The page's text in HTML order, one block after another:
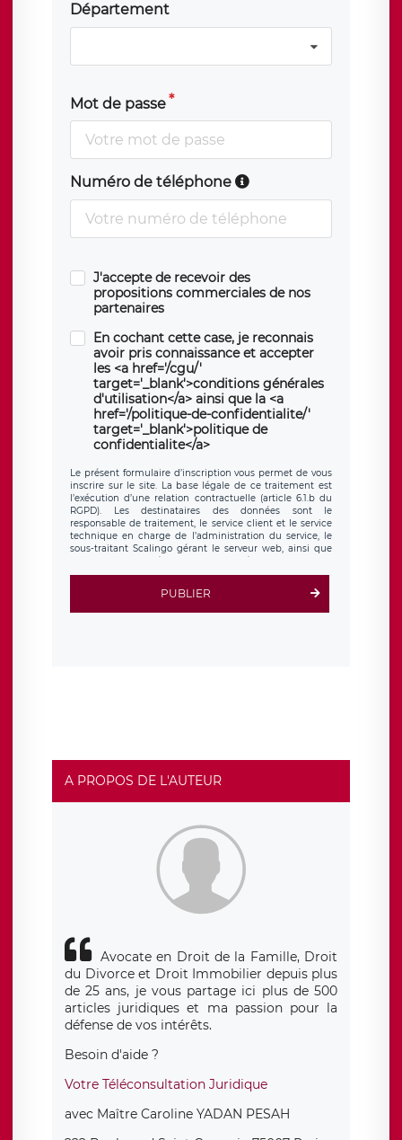
Département
Mot de passe
Numéro de téléphone
J'accepte de recevoir des
propositions commerciales de nos
partenaires
En cochant cette case, je reconnais
avoir pris connaissance et accepter
les <a href='/cgu/'
target='_blank'>conditions générales
d'utilisation</a> ainsi que la <a
href='/politique-de-confidentialite/'
target='_blank'>politique de
confidentialite</a>
Le présent formulaire d’inscription vous permet de vous
inscrire sur le site. La base légale de ce traitement est
l’exécution d’une relation contractuelle (article 6.1.b du
RGPD). Les destinataires des données sont le
responsable de traitement, le service client et le service
technique en charge de l’administration du service, le
sous-traitant Scalingo gérant le serveur web, ainsi que
toute personne légalement autorisée. Le formulaire
d’inscription est hébergé sur un serveur hébergé par
clauses de
protection conformes au RGPD
. Les données collectées
sont conservées jusqu’à ce que l’Internaute en sollicite la
rue Léopold Sédar Senghor, joignable à l’adresse mail :
responsabledetraitement@legavox.fr. Vous avez
également le droit d’introduire une réclamation auprès
d’une autorité de contrôle.
PUBLIER
A PROPOS DE L'AUTEUR
Avocate en Droit de la Famille, Droit
du Divorce et Droit Immobilier depuis plus
de 25 ans, je vous partage ici plus de 500
articles juridiques et ma passion pour la
défense de vos intérêts.
Besoin d'aide ?
Votre Téléconsultation Juridique
avec Maître Caroline YADAN PESAH